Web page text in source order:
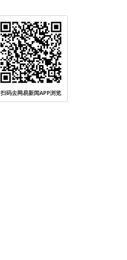
扫码去网易新闻APP浏览